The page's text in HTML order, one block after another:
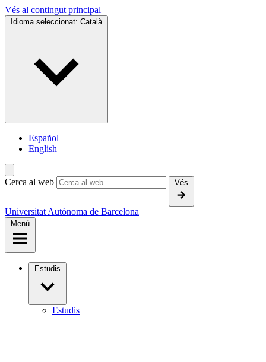
Vés al contingut principal
Idioma seleccionat: Català
Español
English
Cerca al web Vés
Universitat Autònoma de Barcelona
Menú
Estudis
Estudis